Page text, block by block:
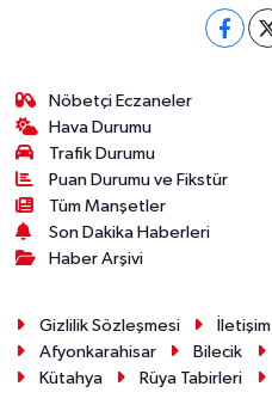
Nöbetçi Eczaneler
Hava Durumu
Trafik Durumu
Puan Durumu ve Fikstür
Tüm Manşetler
Son Dakika Haberleri
Haber Arşivi
Gizlilik Sözleşmesi İletişim
Afyonkarahisar
Bilecik
Kütahya
Rüya Tabirleri